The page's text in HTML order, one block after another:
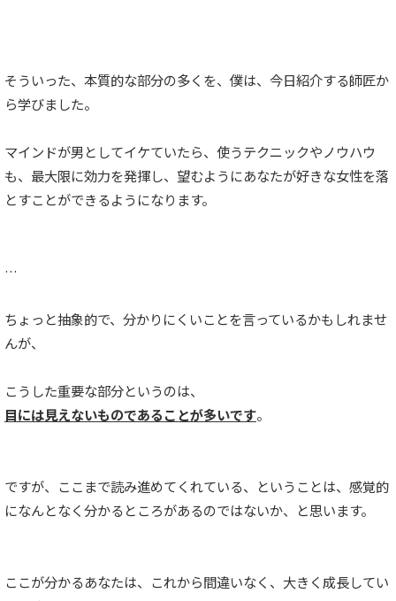
そういった、本質的な部分の多くを、僕は、今日紹介する師匠か
ら学びました。
マインドが男としてイケていたら、使うテクニックやノウハウ
も、最大限に効力を発揮し、望むようにあなたが好きな女性を落
とすことができるようになります。
…
ちょっと抽象的で、分かりにくいことを言っているかもしれませ
んが、
こうした重要な部分というのは、
目には見えないものであることが多いです。
ですが、ここまで読み進めてくれている、ということは、感覚的
になんとなく分かるところがあるのではないか、と思います。
ここが分かるあなたは、これから間違いなく、大きく成長してい